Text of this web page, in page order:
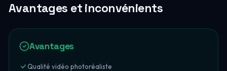
Avantages et inconvénients
Avantages
Qualité vidéo photoréaliste